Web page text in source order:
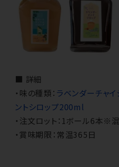
■ 詳細
・味の種類： ラベンダーチャ
ントシロップ200ml
・注文ロット：1ボール6本※
・賞味期限：常温365日